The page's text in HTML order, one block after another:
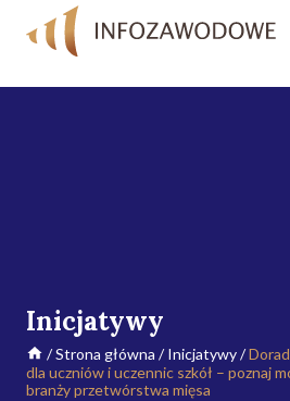
Inicjatywy
/Strona główna /Inicjatywy/
dla uczniów i uczennic szkół – poznaj
branży przetwórstwa mięsa